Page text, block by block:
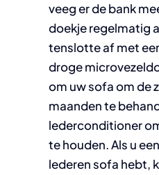
veeg er de bank
doekje regelmatig
tenslotte af met
droge
om uw sofa om de
maanden te
lederconditioner
te houden. Als u
lederen sofa hebt,